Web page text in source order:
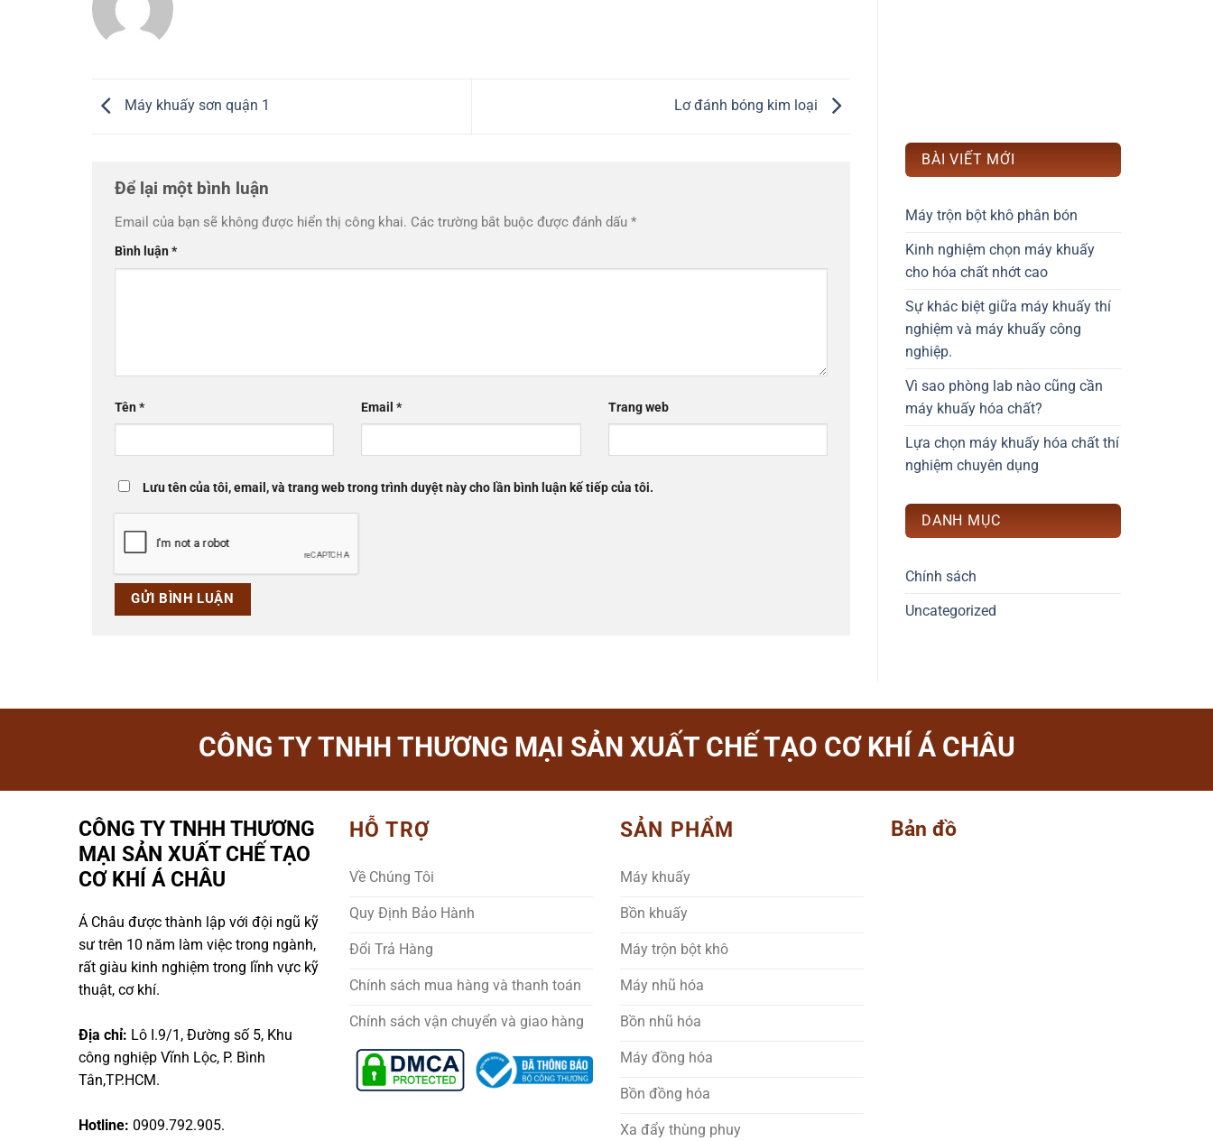
Máy khuấy sơn quận 1 Lơ đánh bóng kim loại
Để lại một bình luận
Email của bạn sẽ không được hiển thị công khai. Các trường bắt buộc được đánh dấu *
Bình luận*
Tên* Email* Trang web
Lưu tên của tôi, email, và trang web trong trình duyệt này cho lần bình luận kế tiếp của tôi.
BÀI VIẾT MỚI
Máy trộn bột khô phân bón
Kinh nghiệm chọn máy khuấy
cho hóa chất nhớt cao
Sự khác biệt giữa máy khuấy thí
nghiệm và máy khuấy công
nghiệp.
Vì sao phòng lab nào cũng cần
máy khuấy hóa chất?
Lựa chọn máy khuấy hóa chất thí
nghiệm chuyên dụng
DANH MỤC
Chính sách
Uncategorized
CÔNG TY TNHH THƯƠNG MẠI SẢN XUẤT CHẾ TẠO CƠ KHÍ Á CHÂU
CÔNG TY TNHH THƯƠNG
MẠI SẢN XUẤT CHẾ TẠO
CƠ KHÍ Á CHÂU
Á Châu được thành lập với đội ngũ kỹ
sư trên 10 năm làm việc trong ngành,
rất giàu kinh nghiệm trong lĩnh vực kỹ
thuật, cơ khí.
Địa chỉ: Lô I.9/1, Đường số 5, Khu
công nghiệp Vĩnh Lộc, P. Bình
Tân,TP.HCM.
Hotline: 0909.792.905.
HỖ TRỢ
Về Chúng Tôi
Quy Định Bảo Hành
Đổi Trả Hàng
Chính sách mua hàng và thanh toán
Chính sách vận chuyển và giao hàng
SẢN PHẨM
Máy khuấy
Bồn khuấy
Máy trộn bột khô
Máy nhũ hóa
Bồn nhũ hóa
Máy đồng hóa
Bồn đồng hóa
Xa đẩy thùng phuy
Bản đồ